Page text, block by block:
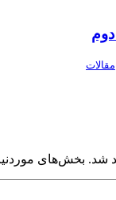
مقالات
شد. بخش‌های